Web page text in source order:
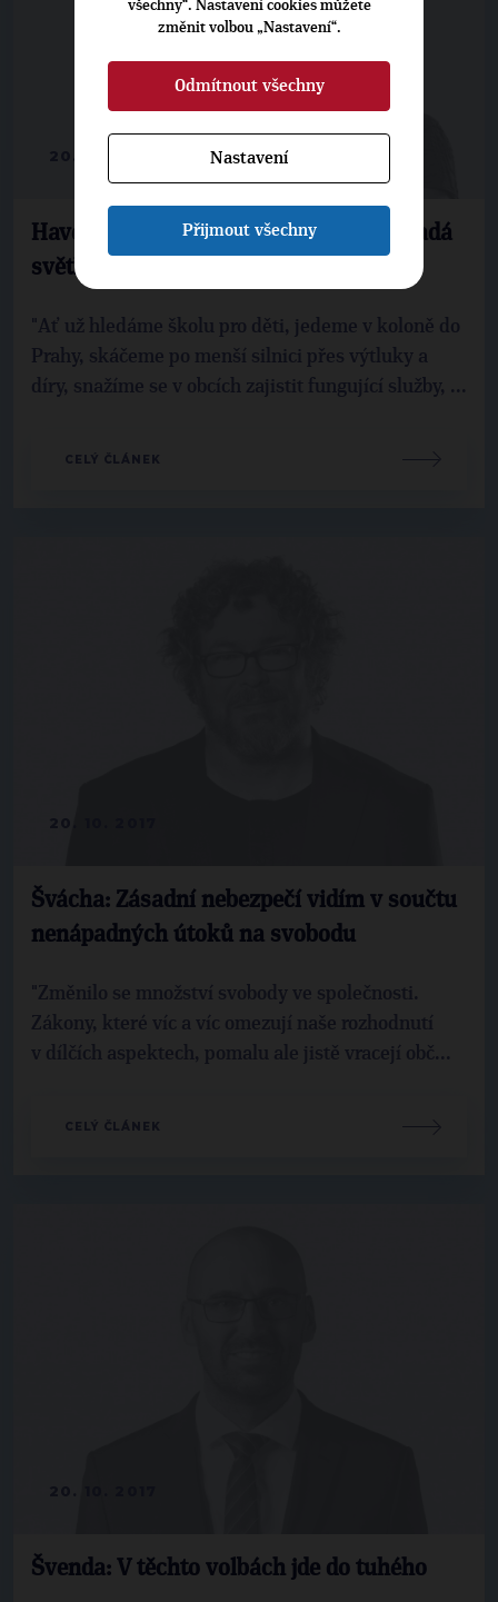
Havelková: Na každé naše konání dopadá
světlo nebo stín politiky
"Ať už hledáme školu pro děti, jedeme v koloně do
Prahy, skáčeme po menší silnici přes výtluky a
díry, snažíme se v obcích zajistit fungující služby, ...
CELÝ ČLÁNEK
Švácha: Zásadní nebezpečí vidím v součtu
nenápadných útoků na svobodu
"Změnilo se množství svobody ve společnosti.
Zákony, které víc a víc omezují naše rozhodnutí
v dílčích aspektech, pomalu ale jistě vracejí obč...
CELÝ ČLÁNEK
Švenda: V těchto volbách jde do tuhého
všechny“. Nastavení cookies můžete
změnit volbou „Nastavení“.
Odmítnout všechny
Nastavení
Přijmout všechny